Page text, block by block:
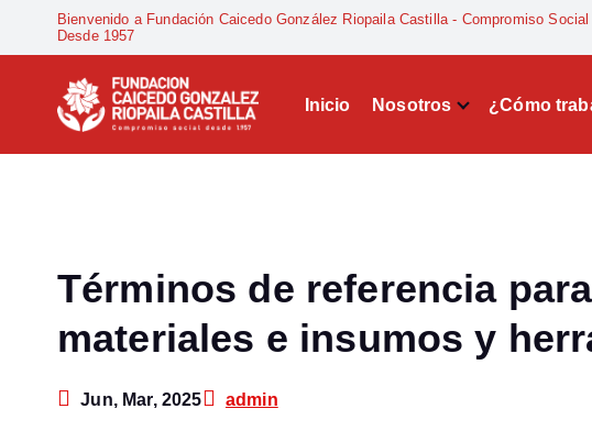
Bienvenido a Fundación Caicedo González Riopaila Castilla - Compromiso Social
Desde 1957
Inicio Nosotros ¿Cómo
Términos de referencia
materiales e insumos y
Jun, Mar, 2025 admin